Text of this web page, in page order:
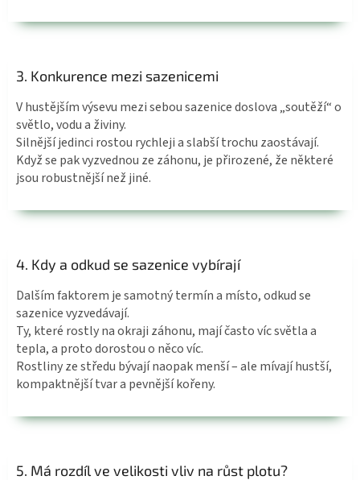
3. Konkurence mezi sazenicemi
V hustějším výsevu mezi sebou sazenice doslova „soutěží“ o
světlo, vodu a živiny.
Silnější jedinci rostou rychleji a slabší trochu zaostávají.
Když se pak vyzvednou ze záhonu, je přirozené, že některé
jsou robustnější než jiné.
4. Kdy a odkud se sazenice vybírají
Dalším faktorem je samotný termín a místo, odkud se
sazenice vyzvedávají.
Ty, které rostly na okraji záhonu, mají často víc světla a
tepla, a proto dorostou o něco víc.
Rostliny ze středu bývají naopak menší – ale mívají hustší,
kompaktnější tvar a pevnější kořeny.
5. Má rozdíl ve velikosti vliv na růst plotu?